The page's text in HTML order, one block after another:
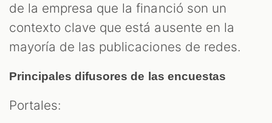
de la empresa que la financió son un
contexto clave que está ausente en la
mayoría de las publicaciones de redes.
Principales difusores de las encuestas
Portales: